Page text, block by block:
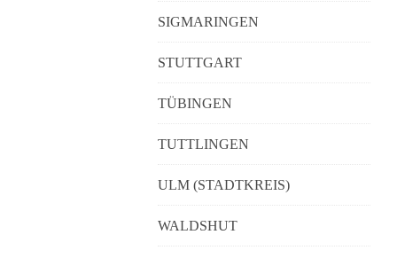
SIGMARINGEN
STUTTGART
TÜBINGEN
TUTTLINGEN
ULM (STADTKREIS)
WALDSHUT